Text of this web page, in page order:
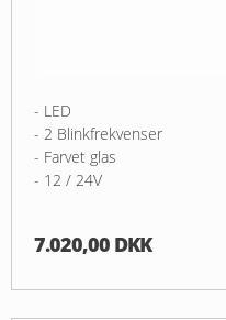
- LED
- 2 Blinkfrekvenser
- Farvet glas
- 12 / 24V
7.020,00 DKK